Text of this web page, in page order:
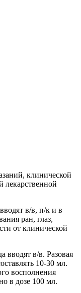
клинической
лекарственной
в/в, п/к и в
ран, глаз,
от клинической
вводят в/в. Разовая
10-30 мл.
восполнения
в дозе 100 мл.